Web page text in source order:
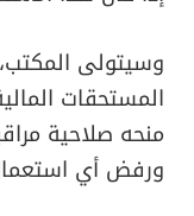
وسيتولى
المستحقات
منحه صلاحية
ورفض أي